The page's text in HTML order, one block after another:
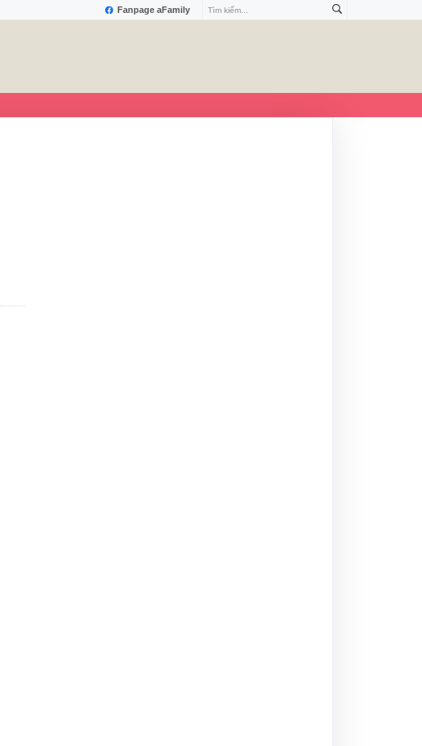
Fanpage aFamily